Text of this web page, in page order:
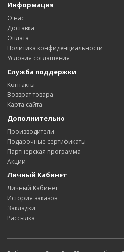
Информация
О нас
Доставка
Оплата
Политика конфиденциальности
Условия соглашения
Служба поддержки
Контакты
Возврат товара
Карта сайта
Дополнительно
Производители
Подарочные сертификаты
Партнерская программа
Акции
Личный Кабинет
Личный Кабинет
История заказов
Закладки
Рассылка